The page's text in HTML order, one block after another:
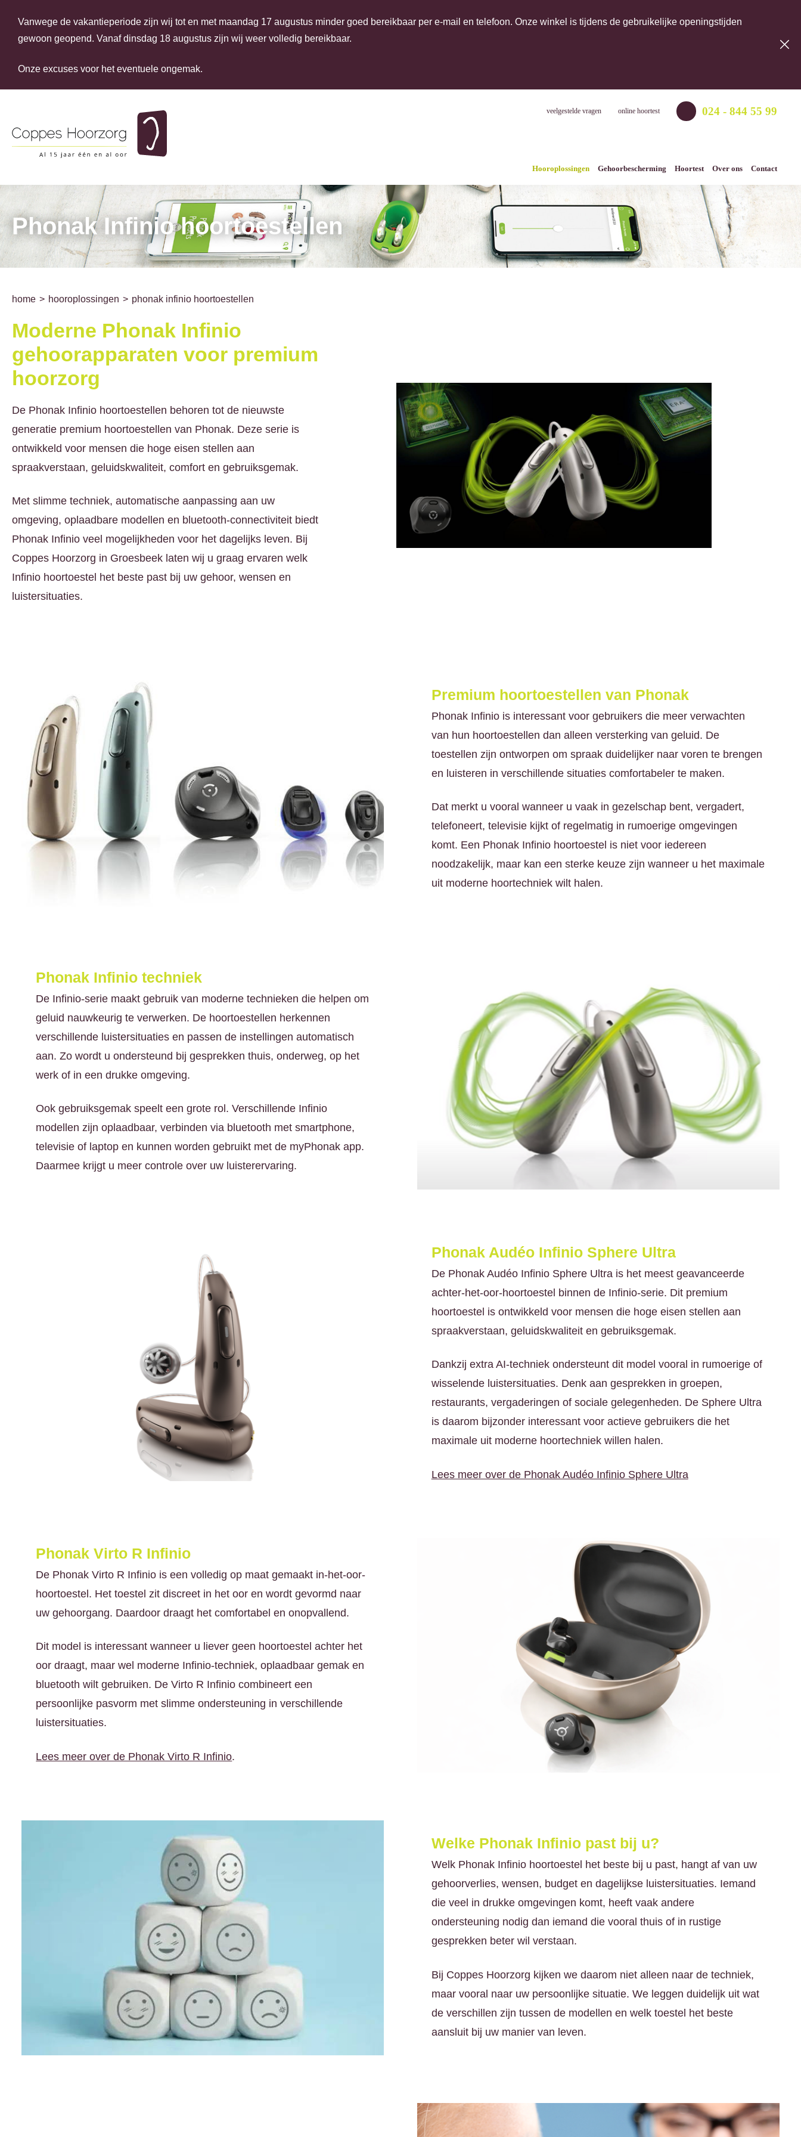
A
veelgestelde vragen online hoortest 024 - 844 55 99
Hooroplossingen Gehoorbescherming Hoortest Over ons Contact
Phonak Infinio hoortoestellen
home hooroplossingen phonak infinio hoortoestellen
Moderne Phonak Infinio
gehoorapparaten voor premium
hoorzorg
De Phonak Infinio hoortoestellen behoren tot de nieuwste
generatie premium hoortoestellen van Phonak. Deze serie is
ontwikkeld voor mensen die hoge eisen stellen aan
spraakverstaan, geluidskwaliteit, comfort en gebruiksgemak.
Met slimme techniek, automatische aanpassing aan uw
omgeving, oplaadbare modellen en bluetooth-connectiviteit biedt
Phonak Infinio veel mogelijkheden voor het dagelijks leven. Bij
Coppes Hoorzorg in Groesbeek laten wij u graag ervaren welk
Infinio hoortoestel het beste past bij uw gehoor, wensen en
luistersituaties.
Premium hoortoestellen van Phonak
Phonak Infinio is interessant voor gebruikers die meer verwachten
van hun hoortoestellen dan alleen versterking van geluid. De
toestellen zijn ontworpen om spraak duidelijker naar voren te brengen
en luisteren in verschillende situaties comfortabeler te maken.
Dat merkt u vooral wanneer u vaak in gezelschap bent, vergadert,
telefoneert, televisie kijkt of regelmatig in rumoerige omgevingen
komt. Een Phonak Infinio hoortoestel is niet voor iedereen
noodzakelijk, maar kan een sterke keuze zijn wanneer u het maximale
uit moderne hoortechniek wilt halen.
Phonak Infinio techniek
De Infinio-serie maakt gebruik van moderne technieken die helpen om
geluid nauwkeurig te verwerken. De hoortoestellen herkennen
verschillende luistersituaties en passen de instellingen automatisch
aan. Zo wordt u ondersteund bij gesprekken thuis, onderweg, op het
werk of in een drukke omgeving.
Ook gebruiksgemak speelt een grote rol. Verschillende Infinio
modellen zijn oplaadbaar, verbinden via bluetooth met smartphone,
televisie of laptop en kunnen worden gebruikt met de myPhonak app.
Daarmee krijgt u meer controle over uw luisterervaring.
Phonak Audéo Infinio Sphere Ultra
De Phonak Audéo Infinio Sphere Ultra is het meest geavanceerde
achter-het-oor-hoortoestel binnen de Infinio-serie. Dit premium
hoortoestel is ontwikkeld voor mensen die hoge eisen stellen aan
spraakverstaan, geluidskwaliteit en gebruiksgemak.
Dankzij extra AI-techniek ondersteunt dit model vooral in rumoerige of
wisselende luistersituaties. Denk aan gesprekken in groepen,
restaurants, vergaderingen of sociale gelegenheden. De Sphere Ultra
is daarom bijzonder interessant voor actieve gebruikers die het
maximale uit moderne hoortechniek willen halen.
Lees meer over de Phonak Audéo Infinio Sphere Ultra
Phonak Virto R Infinio
De Phonak Virto R Infinio is een volledig op maat gemaakt in-het-oor-
hoortoestel. Het toestel zit discreet in het oor en wordt gevormd naar
uw gehoorgang. Daardoor draagt het comfortabel en onopvallend.
Dit model is interessant wanneer u liever geen hoortoestel achter het
oor draagt, maar wel moderne Infinio-techniek, oplaadbaar gemak en
bluetooth wilt gebruiken. De Virto R Infinio combineert een
persoonlijke pasvorm met slimme ondersteuning in verschillende
luistersituaties.
Lees meer over de Phonak Virto R Infinio.
Welke Phonak Infinio past bij u?
Welk Phonak Infinio hoortoestel het beste bij u past, hangt af van uw
gehoorverlies, wensen, budget en dagelijkse luistersituaties. Iemand
die veel in drukke omgevingen komt, heeft vaak andere
ondersteuning nodig dan iemand die vooral thuis of in rustige
gesprekken beter wil verstaan.
Bij Coppes Hoorzorg kijken we daarom niet alleen naar de techniek,
maar vooral naar uw persoonlijke situatie. We leggen duidelijk uit wat
de verschillen zijn tussen de modellen en welk toestel het beste
aansluit bij uw manier van leven.
Vanwege de vakantieperiode zijn wij tot en met maandag 17 augustus minder goed bereikbaar per e-mail en telefoon. Onze winkel is tijdens de gebruikelijke openingstijden
gewoon geopend. Vanaf dinsdag 18 augustus zijn wij weer volledig bereikbaar.
Onze excuses voor het eventuele ongemak.